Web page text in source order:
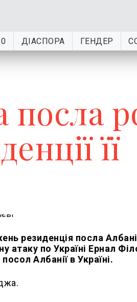
ДІАСПОРА ГЕНДЕР
посла
її
резиденція посла
по Україні Ернал
Албанії в Україні.